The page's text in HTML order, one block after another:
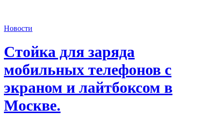
Новости
Стойка для заряда
мобильных телефонов с
экраном и лайтбоксом в
Москве.